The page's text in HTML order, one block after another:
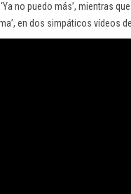
no puedo más’, mientras
en dos simpáticos vídeos